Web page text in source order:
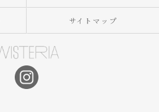
サイトマップ